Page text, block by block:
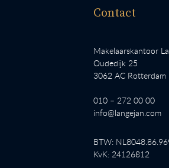
Contact
Makelaarskantoor
Oudedijk 25
3062 AC Rotterdam
010 – 272 00 00
info@langejan.com
BTW:
KvK: 24126812